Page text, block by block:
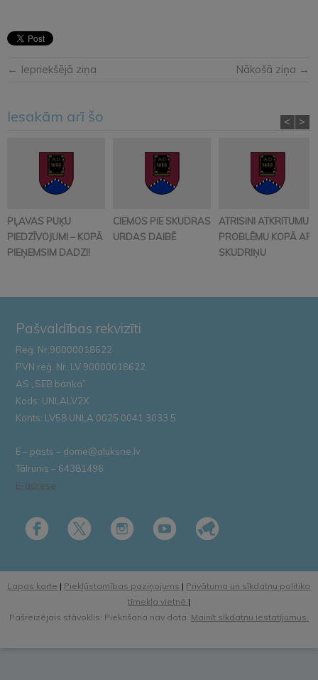
← Iepriekšējā ziņa Nākošā ziņa →
Iesakām arī šo
PĻAVAS PUĶU
PIEDZĪVOJUMI – KOPĀ
PIEŅEMSIM DADZI!
CIEMOS PIE SKUDRAS
URDAS DAIBĒ
ATRISINI ATKRITUMU
PROBLĒMU KOPĀ AR
SKUDRIŅU
< >
Pašvaldības rekvizīti
Reģ. Nr.90000018622
PVN reģ. Nr. LV 90000018622
AS „SEB banka”
Kods: UNLALV2X
Konts: LV58 UNLA 0025 0041 3033 5
E – pasts – dome@aluksne.lv
Tālrunis – 64381496
E-adrese
Lapas karte | Piekļūstamības paziņojums | Privātuma un sīkdatņu politika
tīmekļa vietnē |
Pašreizējais stāvoklis: Piekrišana nav dota. Mainīt sīkdatņu iestatījumus.